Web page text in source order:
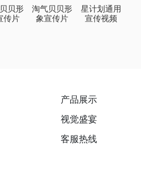
贝形
传片
淘气贝贝形
象宣传片
星计划通用
宣传视频
产品展示
视觉盛宴
客服热线